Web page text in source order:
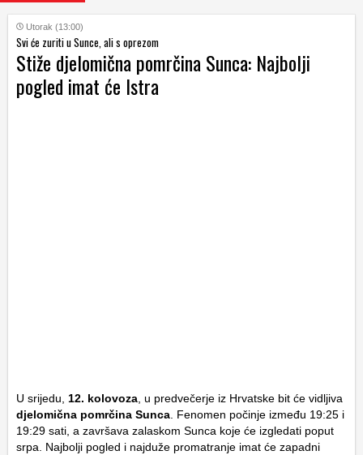
Utorak (13:00)
Svi će zuriti u Sunce, ali s oprezom
Stiže djelomična pomrčina Sunca: Najbolji
pogled imat će Istra
U srijedu, 12. kolovoza , u predvečerje iz Hrvatske bit će vidljiva
djelomična pomrčina Sunca . Fenomen počinje između 19:25 i
19:29 sati, a završava zalaskom Sunca koje će izgledati poput
srpa. Najbolji pogled i najduže promatranje imat će zapadni